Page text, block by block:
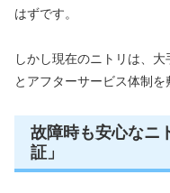
はずです。
しかし現在のニトリは、
とアフターサービス体制を
故障時も安心なニ
証」